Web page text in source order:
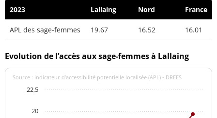
2023 Lallaing Nord France
APL des sage-femmes 19.67 16.52 16.01
Evolution de l’accès aux sage-femmes à Lallaing
Source : indicateur d’accessibilité potentielle localisée (APL) - DREES
20
22,5